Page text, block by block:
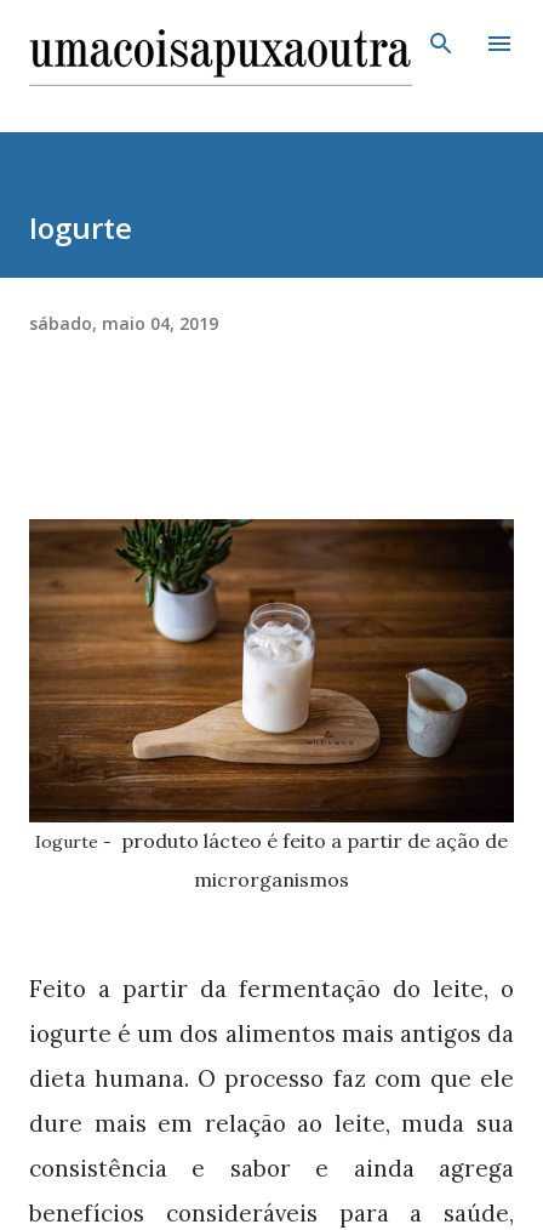
Pular para o conteúdo principal
Iogurte
sábado, maio 04, 2019
Iogurte - produto lácteo é feito a partir de ação de
microrganismos
Feito a partir da fermentação do leite, o
iogurte é um dos alimentos mais antigos da
dieta humana. O processo faz com que ele
dure mais em relação ao leite, muda sua
consistência e sabor e ainda agrega
benefícios consideráveis para a saúde,